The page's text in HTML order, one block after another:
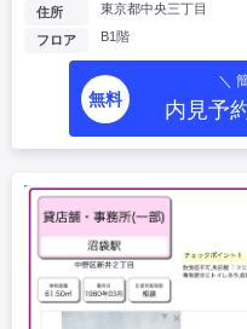
住所 東京都中央三丁目
フロア B1階
無料
＼
内見予